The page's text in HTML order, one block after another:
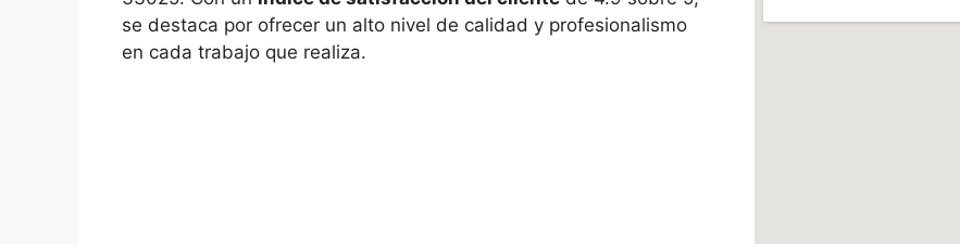
se destaca por ofrecer un alto nivel de calidad y profesionalismo
en cada trabajo que realiza.